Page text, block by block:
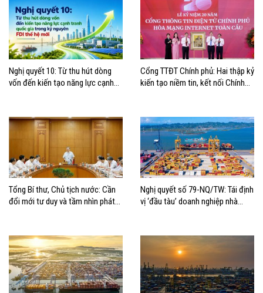
Nghị quyết 10: Từ thu hút dòng
vốn đến kiến tạo năng lực cạnh
Cổng TTĐT Chính phủ: Hai thập kỷ
kiến tạo niềm tin, kết nối Chính
Tổng Bí thư, Chủ tịch nước: Cần
đổi mới tư duy và tầm nhìn phát
Nghị quyết số 79-NQ/TW: Tái định
vị ‘đầu tàu’ doanh nghiệp nhà